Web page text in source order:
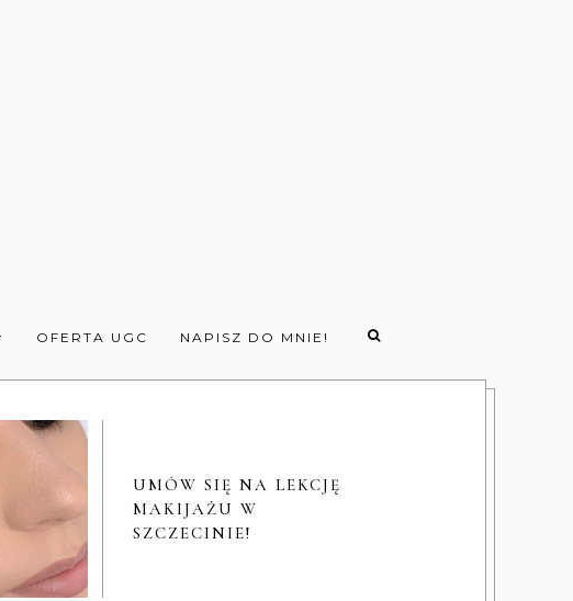
OFERTA UGC NAPISZ DO MNIE!
UMÓW SIĘ NA LEKCJĘ
MAKIJAŻU W
SZCZECINIE!